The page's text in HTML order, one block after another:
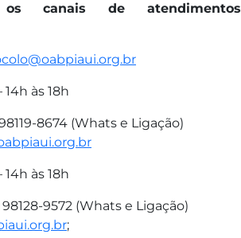
canais de atendimentos
14h às 18h
8674 (Whats e Ligação)
14h às 18h
98128-9572 (Whats e Ligação)
;